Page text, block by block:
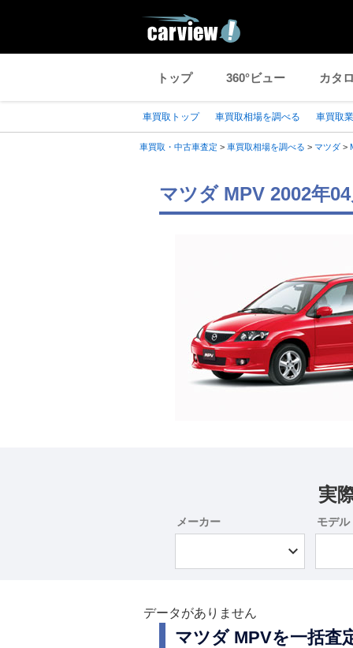
トップ 360°ビュー カタ
車買取トップ 車買取相場を調べる 車買取
車買取・中古車査定 > 車買取相場を調べる > マツダ >
マツダ MPV 2002年
実
メーカー モデル
データがありません
マツダ MPVを一括査